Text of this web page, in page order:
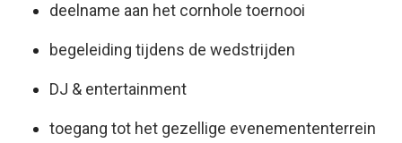
deelname aan het cornhole toernooi
begeleiding tijdens de wedstrijden
DJ & entertainment
toegang tot het gezellige evenemententerrein